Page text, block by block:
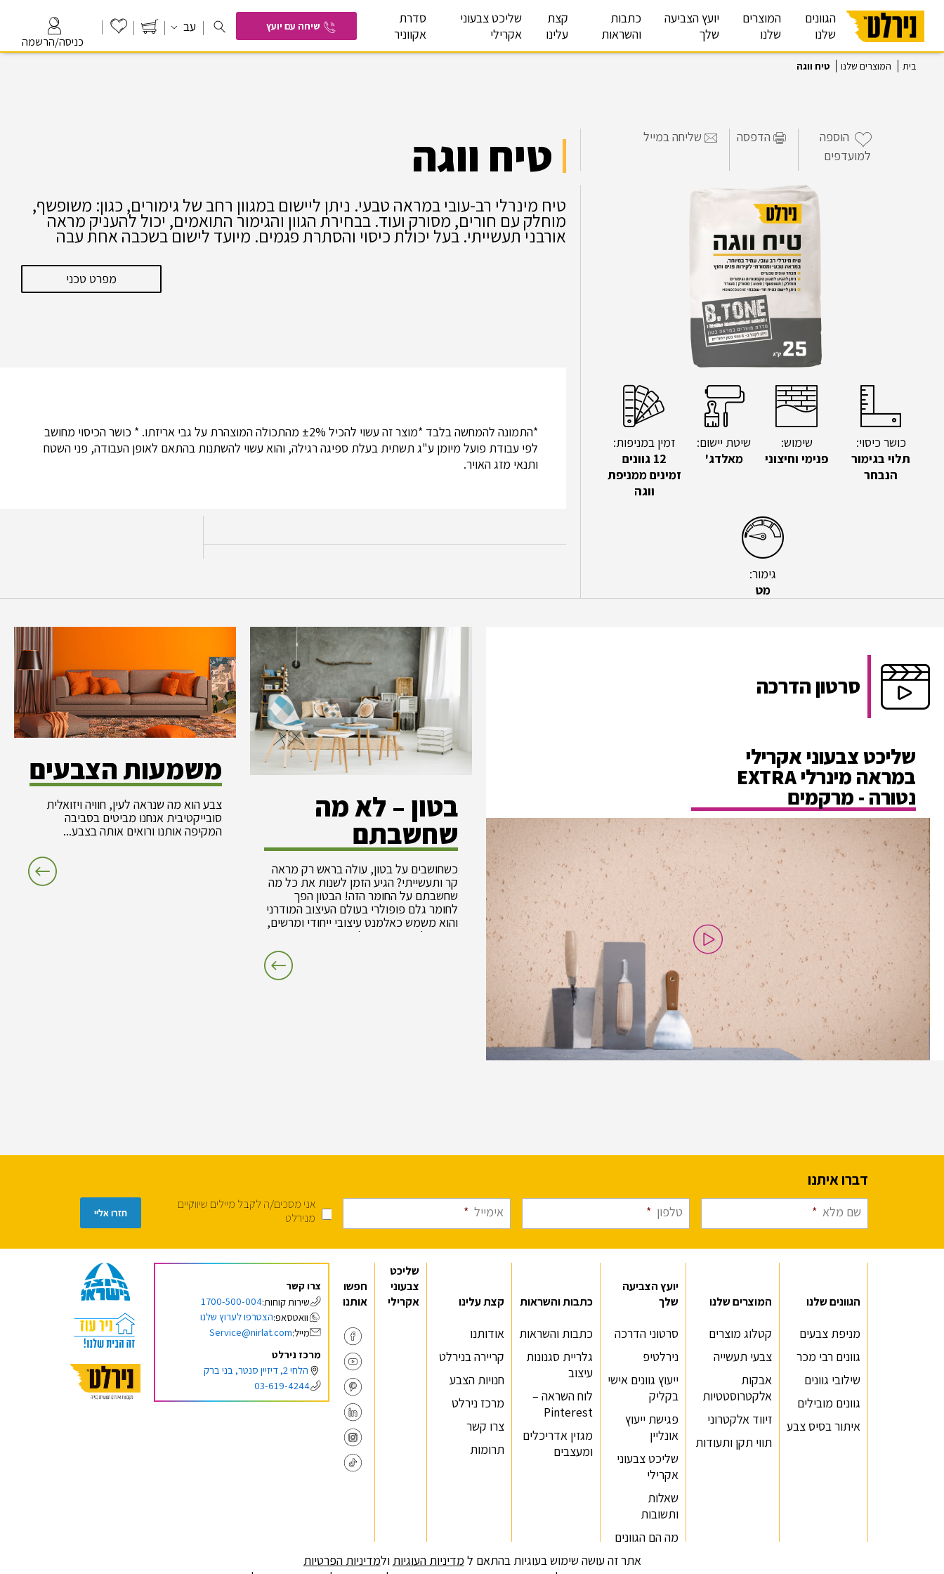
שיחה עם יועץ
כניסה/הרשמה
עב
הגוונים
שלנו
המוצרים
שלנו
יועץ הצביעה
שלך
כתבות
והשראות
קצת
עלינו
שליכט צבעוני
אקרילי
סדרת
אקווניר
בית המוצרים שלנו טיח ווגה
הוספה
למועדפים
הדפסה שליחה במייל טיח ווגה
טיח מינרלי רב-עובי במראה טבעי. ניתן ליישום במגוון רחב של גימורים, כגון: משופשף,
מוחלק עם חורים, מסורק ועוד. בבחירת הגוון והגימור התואמים, יכול להעניק מראה
אורבני תעשייתי. בעל יכולת כיסוי והסתרת פגמים. מיועד לישום בשכבה אחת עבה
מפרט טכני
כושר כיסוי:
תלוי בגימור
הנבחר
שימוש:
פנימי וחיצוני
שיטת יישום:
מאלדג'
זמין במניפות:
12 גוונים
זמינים ממניפת
ווגה
גימור:
מט
*התמונה להמחשה בלבד *מוצר זה עשוי להכיל ±2% מהתכולה המוצהרת על גבי אריזתו. * כושר הכיסוי מחושב
לפי עבודת פועל מיומן ע"ג תשתית בעלת ספיגה רגילה, והוא עשוי להשתנות בהתאם לאופן העבודה, פני השטח
ותנאי מזג האויר.
סרטון הדרכה
שליכט צבעוני אקרילי
במראה מינרלי EXTRA
נטורה - מרקמים בטון – לא מה
שחשבתם
כשחושבים על בטון, עולה בראש רק מראה
קר ותעשייתי? הגיע הזמן לשנות את כל מה
שחשבתם על החומר הזה! הבטון הפך
לחומר גלם פופולרי בעולם העיצוב המודרני
והוא משמש כאלמנט עיצובי ייחודי ומרשים,
שמשתלב באופן מושלם במגוון סגנונות
משמעות הצבעים
צבע הוא מה שנראה לעין, חוויה ויזואלית
סובייקטיבית אנחנו מביטים בסביבה
המקיפה אותנו ורואים אותה בצבע...
דברו איתנו
שם מלא * טלפון * אימייל *
אני מסכים/ה לקבל מיילים שיווקיים
מנירלט
הגוונים שלנו
מניפת צבעים
גוונים רבי מכר
שילובי גוונים
גוונים מובילים
איתור בסיס צבע
המוצרים שלנו
קטלוג מוצרים
צבעי תעשייה
אבקות
אלקטרוסטטיות
זיווד אלקטרוני
תווי תקן ותעודות
יועץ הצביעה
שלך
סרטוני הדרכה
נירלטיפ
ייעוץ גוונים אישי
בקליק
פגישת ייעוץ
אונליין
שליכט צבעוני
אקרילי
שאלות
ותשובות
מה הם הגוונים
כתבות והשראות
כתבות והשראות
גלריית סגנונות
עיצוב
לוח השראה –
Pinterest
מגזין אדריכלים
ומעצבים
קצת עלינו
אודותנו
קריירה בנירלט
חנויות הצבע
מרכז נירלט
צרו קשר
תרומות
שליכט
צבעוני
אקרילי
חפשו
אותנו
צרו קשר
שירות קוחות:1700-500-004
וואטסאפ:הצטרפו לערוץ שלנו
מייל:Service@nirlat.com
מרכז נירלט
הלחי 2, דיזיין סנטר, בני ברק
03-619-4244
אתר זה עושה שימוש בעוגיות בהתאם ל מדיניות העוגיות ולמדיניות הפרטיות